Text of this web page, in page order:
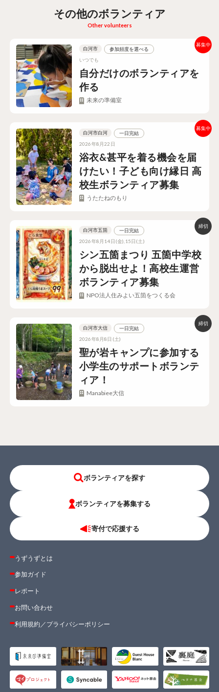
その他のボランティア
Other volunteers
自分だけのボランティアを
作る
白河市
参加頻度を選べる
いつでも
未来の準備室
浴衣&甚平を着る機会を届
けたい！子ども向け縁日 高
校生ボランティア募集
白河市白河
一日完結
2026年8月22日
うたたねのもり
シン五箇まつり 五箇中学校
から脱出せよ！高校生運営
ボランティア募集
白河市五箇
一日完結
2026年8月14日(金),15日(土)
NPO法人住みよい五箇をつくる会
聖が岩キャンプに参加する
小学生のサポートボランテ
ィア！
白河市大信
一日完結
2026年8月8日(土)
Manabiee大信
ボランティアを探す
ボランティアを募集する
寄付で応援する
うずうずとは
参加ガイド
レポート
お問い合わせ
利用規約 ／プライバシーポリシー